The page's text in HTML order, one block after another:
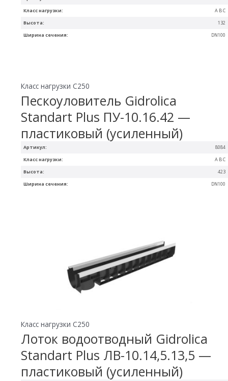
Ширина сечения: DN100
Высота: 132
Класс нагрузки: A B C
Артикул: 8084
Ширина сечения: DN100
Высота: 423
Класс нагрузки: A B C
Класс нагрузки C250
Пескоуловитель Gidrolica
Standart Plus ПУ-10.16.42 —
пластиковый (усиленный)
Класс нагрузки C250
Лоток водоотводный Gidrolica
Standart Plus ЛВ-10.14,5.13,5 —
пластиковый (усиленный)